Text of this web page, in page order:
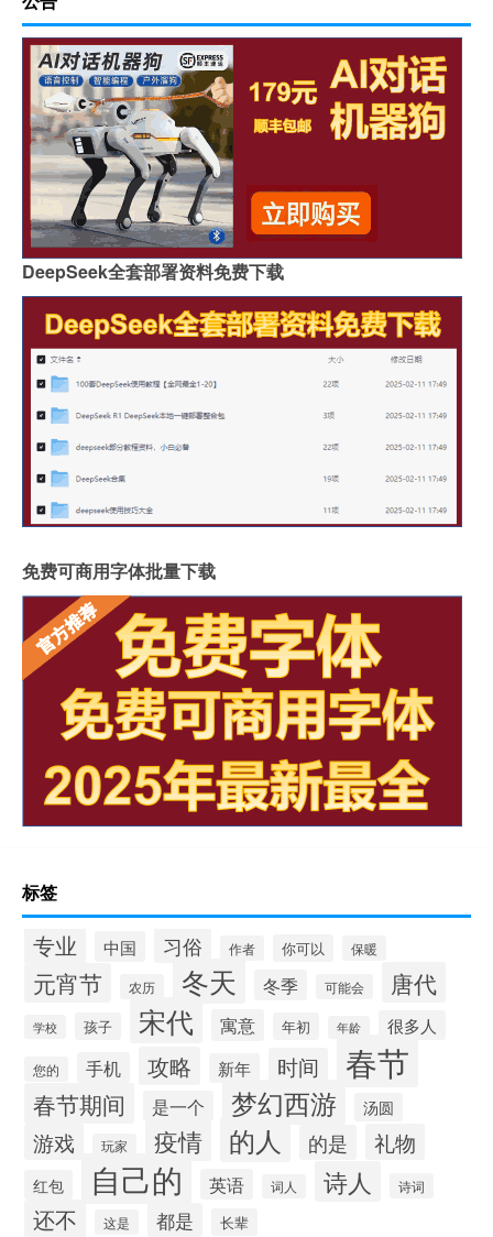
DeepSeek全套部署资料免费下载
免费可商用字体批量下载
标签
专业 中国 习俗 作者 你可以 保暖
元宵节 农历 冬天 冬季 可能会 唐代
学校 孩子 宋代 寓意 年初 年龄 很多人
您的 手机 攻略 新年 时间 春节
春节期间 是一个 梦幻西游 汤圆
游戏 玩家 疫情 的人 的是 礼物
红包 自己的 英语 词人 诗人 诗词
还不 这是 都是 长辈